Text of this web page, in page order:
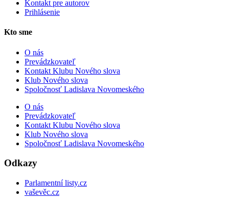
Kontakt pre autorov
Prihlásenie
Kto sme
O nás
Prevádzkovateľ
Kontakt Klubu Nového slova
Klub Nového slova
Spoločnosť Ladislava Novomeského
O nás
Prevádzkovateľ
Kontakt Klubu Nového slova
Klub Nového slova
Spoločnosť Ladislava Novomeského
Odkazy
Parlamentní listy.cz
vaševěc.cz